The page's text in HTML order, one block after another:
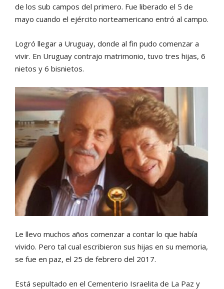
de los sub campos del primero. Fue liberado el 5 de
mayo cuando el ejército norteamericano entró al campo.
Logró llegar a Uruguay, donde al fin pudo comenzar a
vivir. En Uruguay contrajo matrimonio, tuvo tres hijas, 6
nietos y 6 bisnietos.
Le llevo muchos años comenzar a contar lo que había
vivido. Pero tal cual escribieron sus hijas en su memoria,
se fue en paz, el 25 de febrero del 2017.
Está sepultado en el Cementerio Israelita de La Paz y